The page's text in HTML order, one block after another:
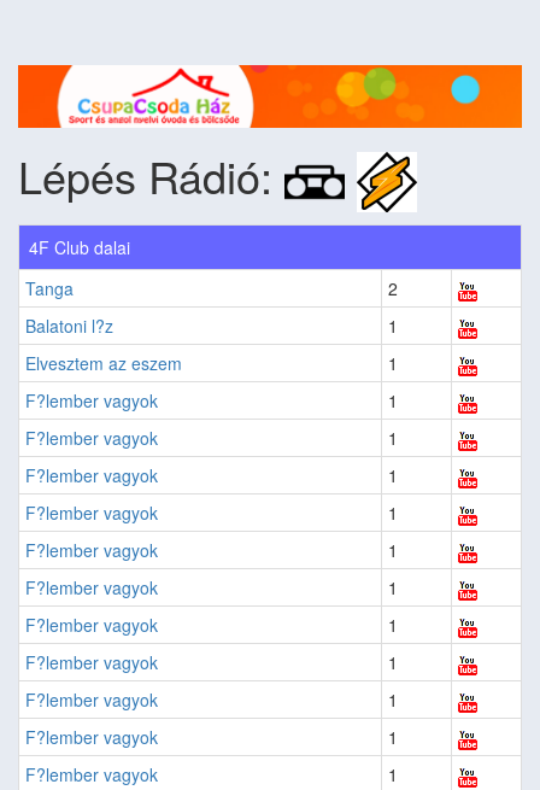
Lépés Rádió:
4F Club dalai
Tanga
2
Balatoni l?z
1
Elvesztem az eszem
1
F?lember vagyok
1
F?lember vagyok
1
F?lember vagyok
1
F?lember vagyok
1
F?lember vagyok
1
F?lember vagyok
1
F?lember vagyok
1
F?lember vagyok
1
F?lember vagyok
1
F?lember vagyok
1
F?lember vagyok
1